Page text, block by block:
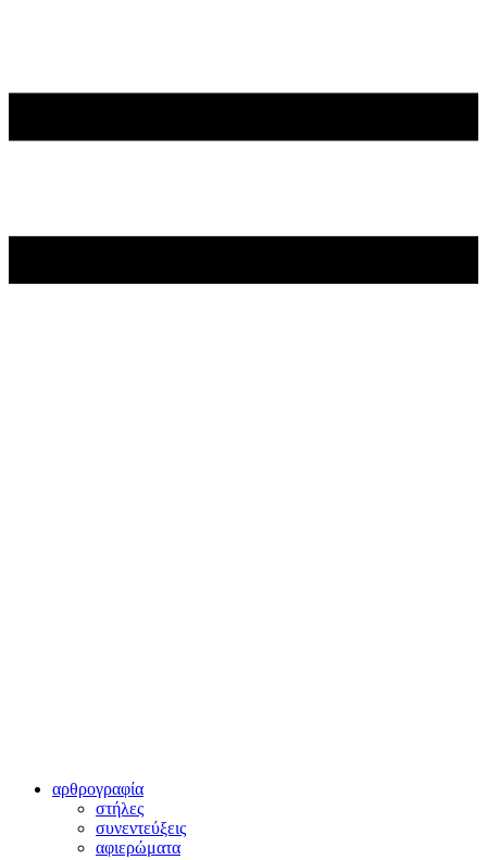
αρθρογραφία
στήλες
συνεντεύξεις
αφιερώματα